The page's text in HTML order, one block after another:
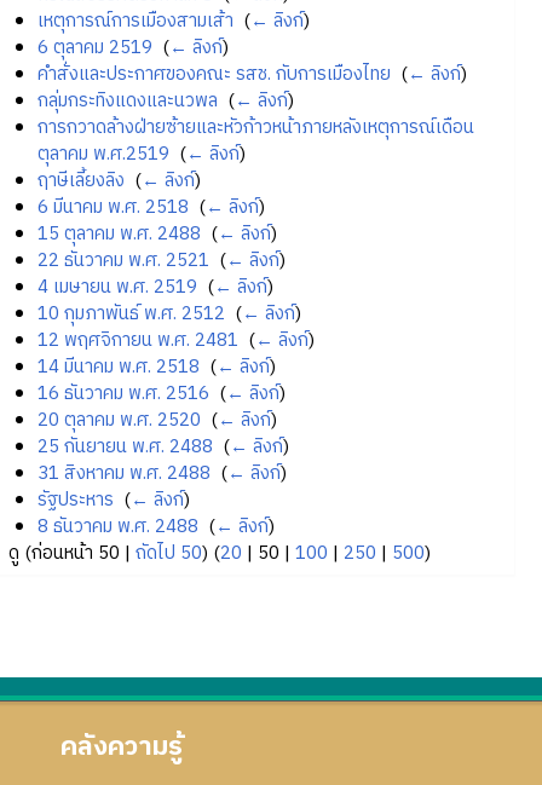
เหตุการณ์การเมืองสามเส้า (← ลิงก์)
6 ตุลาคม 2519 (← ลิงก์)
คำสั่งและประกาศของคณะ รสช. กับการเมืองไทย (← ลิงก์)
กลุ่มกระทิงแดงและนวพล (← ลิงก์)
การกวาดล้างฝ่ายซ้ายและหัวก้าวหน้าภายหลังเหตุการณ์เดือน
ตุลาคม พ.ศ.2519 (← ลิงก์)
ฤาษีเลี้ยงลิง (← ลิงก์)
6 มีนาคม พ.ศ. 2518 (← ลิงก์)
15 ตุลาคม พ.ศ. 2488 (← ลิงก์)
22 ธันวาคม พ.ศ. 2521 (← ลิงก์)
4 เมษายน พ.ศ. 2519 (← ลิงก์)
10 กุมภาพันธ์ พ.ศ. 2512 (← ลิงก์)
12 พฤศจิกายน พ.ศ. 2481 (← ลิงก์)
14 มีนาคม พ.ศ. 2518 (← ลิงก์)
16 ธันวาคม พ.ศ. 2516 (← ลิงก์)
20 ตุลาคม พ.ศ. 2520 (← ลิงก์)
25 กันยายน พ.ศ. 2488 (← ลิงก์)
31 สิงหาคม พ.ศ. 2488 (← ลิงก์)
รัฐประหาร (← ลิงก์)
8 ธันวาคม พ.ศ. 2488 (← ลิงก์)
ดู (ก่อนหน้า 50 | ถัดไป 50) (20 | 50 | 100 | 250 | 500)
คลังความรู้